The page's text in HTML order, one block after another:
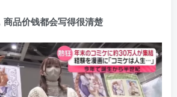
品价钱都会写得很清楚